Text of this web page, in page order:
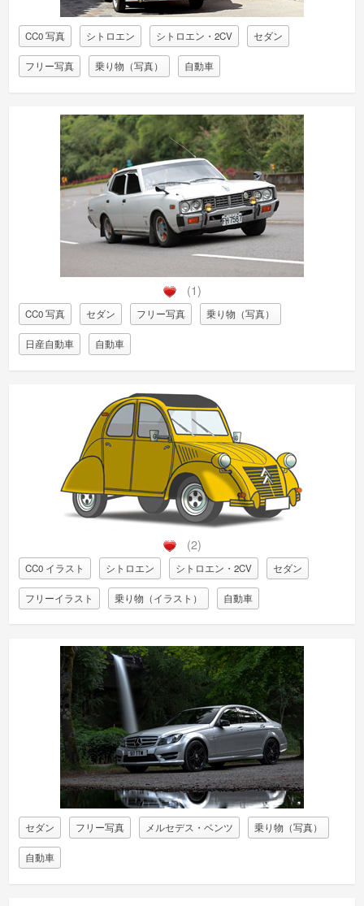
CC0 写真 シトロエン シトロエン・2CV セダン
フリー写真 乗り物（写真） 自動車
(1)
CC0 写真 セダン フリー写真 乗り物（写真）
日産自動車 自動車
(2)
CC0 イラスト シトロエン シトロエン・2CV セダン
フリーイラスト 乗り物（イラスト） 自動車
セダン フリー写真 メルセデス・ベンツ 乗り物（写真）
自動車